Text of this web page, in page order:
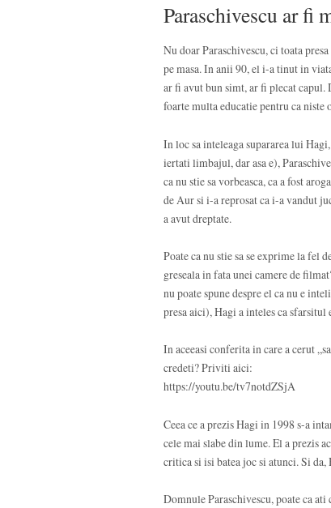
Paraschivescu ar fi
Nu doar Paraschivescu, ci toata
pe masa. In anii 90, el i-a tinut in
ar fi avut bun simt, ar fi plecat capul.
foarte multa educatie pentru ca niste
In loc sa inteleaga supararea lui
iertati limbajul, dar asa e),
ca nu stie sa vorbeasca, ca a fost
de Aur si i-a reprosat ca i-a vandut
a avut dreptate.
Poate ca nu stie sa se exprime la fel
greseala in fata unei camere de
nu poate spune despre el ca nu e
presa aici), Hagi a inteles ca sfarsitul
In aceeasi conferita in care a cerut
credeti? Priviti aici:
https://youtu.be/tv7notdZSjA
Ceea ce a prezis Hagi in 1998 s-a
cele mai slabe din lume. El a prezis
critica si isi batea joc si atunci. Si
Domnule Paraschivescu, poate ca